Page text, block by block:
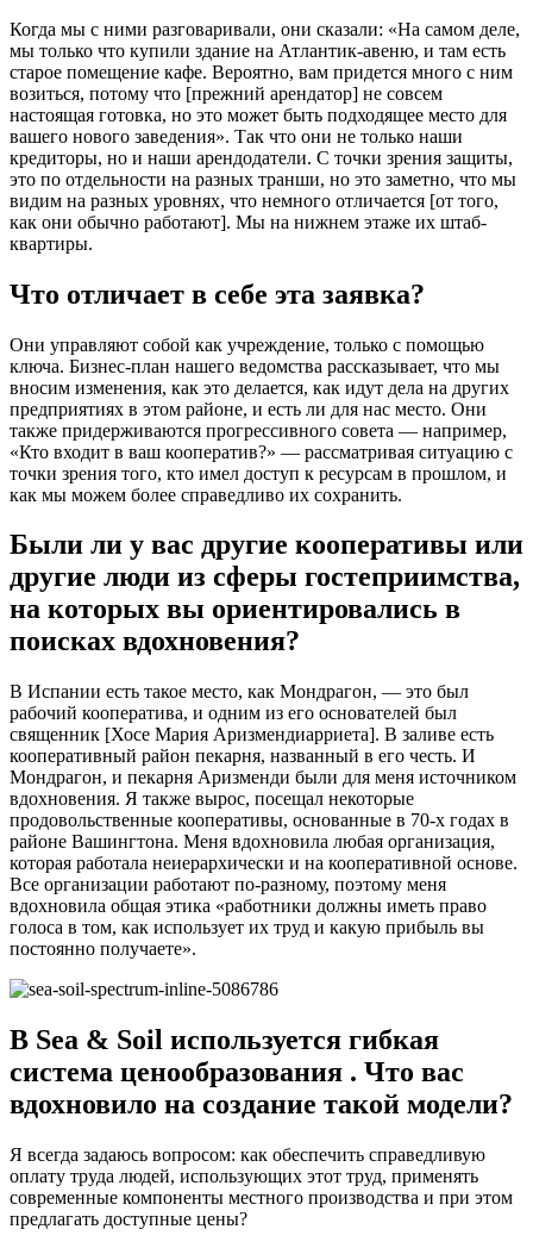
Когда мы с ними разговаривали, они сказали: «На самом деле,
мы только что купили здание на Атлантик-авеню, и там есть
старое помещение кафе. Вероятно, вам придется много с ним
возиться, потому что [прежний арендатор] не совсем
настоящая готовка, но это может быть подходящее место для
вашего нового заведения». Так что они не только наши
кредиторы, но и наши арендодатели. С точки зрения защиты,
это по отдельности на разных транши, но это заметно, что мы
видим на разных уровнях, что немного отличается [от того,
как они обычно работают]. Мы на нижнем этаже их штаб-
квартиры.
Что отличает в себе эта заявка?
Они управляют собой как учреждение, только с помощью
ключа. Бизнес-план нашего ведомства рассказывает, что мы
вносим изменения, как это делается, как идут дела на других
предприятиях в этом районе, и есть ли для нас место. Они
также придерживаются прогрессивного совета — например,
«Кто входит в ваш кооператив?» — рассматривая ситуацию с
точки зрения того, кто имел доступ к ресурсам в прошлом, и
как мы можем более справедливо их сохранить.
Были ли у вас другие кооперативы или
другие люди из сферы гостеприимства,
на которых вы ориентировались в
поисках вдохновения?
В Испании есть такое место, как Мондрагон, — это был
рабочий кооператива, и одним из его основателей был
священник [Хосе Мария Аризмендиарриета]. В заливе есть
кооперативный район пекарня, названный в его честь. И
Мондрагон, и пекарня Аризменди были для меня источником
вдохновения. Я также вырос, посещал некоторые
продовольственные кооперативы, основанные в 70-х годах в
районе Вашингтона. Меня вдохновила любая организация,
которая работала неиерархически и на кооперативной основе.
Все организации работают по-разному, поэтому меня
вдохновила общая этика «работники должны иметь право
голоса в том, как использует их труд и какую прибыль вы
постоянно получаете».
В Sea & Soil используется гибкая
система ценообразования . Что вас
вдохновило на создание такой модели?
Я всегда задаюсь вопросом: как обеспечить справедливую
оплату труда людей, использующих этот труд, применять
современные компоненты местного производства и при этом
предлагать доступные цены?